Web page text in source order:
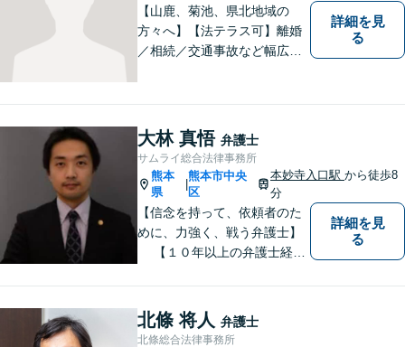
【山鹿、菊池、県北地域の
方々へ】【法テラス可】離婚
／相続／交通事故など幅広く
そう地域に法的サービスを提
供してまいります。お気軽に
ご相談を！
詳細を見
る
大林 真悟 弁護士
サムライ総合法律事務所
熊本
県
|
熊本市中央
区
本妙寺入口駅から徒歩8
分
【信念を持って、依頼者のた
めに、力強く、戦う弁護士】
【１０年以上の弁護士経
等の男女トラブル、③顧問弁
護の３つの分野に力を注ぐ弁
護士】
詳細を見
る
北條 将人 弁護士
北條総合法律事務所